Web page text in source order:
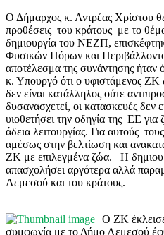
Ο Δήμαρχος κ. Αντρέας Χρίστου
προθέσεις του κράτους με το
δημιουργία του ΝΕΖΠ,
Φυσικών Πόρων και
αποτέλεσμα της συνάντησης ήταν
κ. Υπουργό ότι ο υφιστάμενος ΖΚ
δεν είναι κατάλληλος ούτε
δυσανασχετεί, οι κατασκευές δεν
υιοθετήσει την οδηγία της ΕΕ
άδεια λειτουργίας. Για αυτούς
αμέσως στην βελτίωση και
ΖΚ με επιλεγμένα ζώα. Η
απασχολήσει αργότερα αλλά
Λεμεσού και του κράτους.
Ο ΖΚ
συμφωνία με το Δήμο Λεμεσού